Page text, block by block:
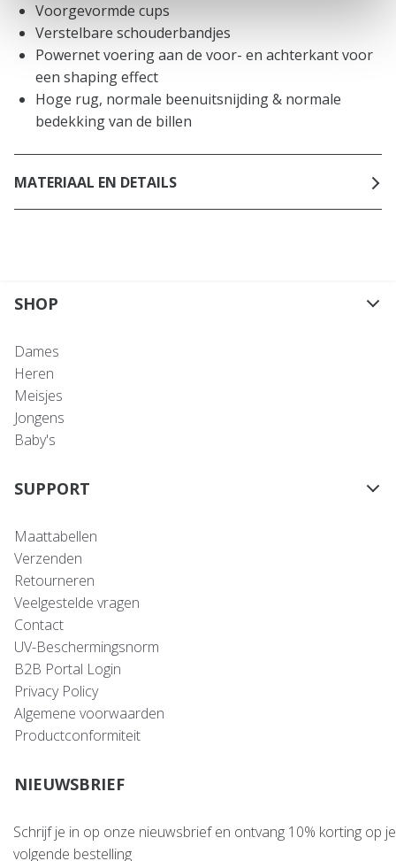
Voorgevormde cups
Verstelbare schouderbandjes
Powernet voering aan de voor- en achterkant voor
een shaping effect
Hoge rug, normale beenuitsnijding & normale
bedekking van de billen
MATERIAAL EN DETAILS
SHOP
Dames
Heren
Meisjes
Jongens
Baby's
SUPPORT
Maattabellen
Verzenden
Retourneren
Veelgestelde vragen
Contact
UV-Beschermingsnorm
B2B Portal Login
Privacy Policy
Algemene voorwaarden
Productconformiteit
NIEUWSBRIEF
Schrijf je in op onze nieuwsbrief en ontvang 10% korting op je
volgende bestelling